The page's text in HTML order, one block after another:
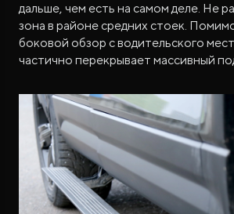
дальше, чем есть на самом деле. Не
зона в районе средних стоек.
боковой обзор с водительского
частично перекрывает массивный